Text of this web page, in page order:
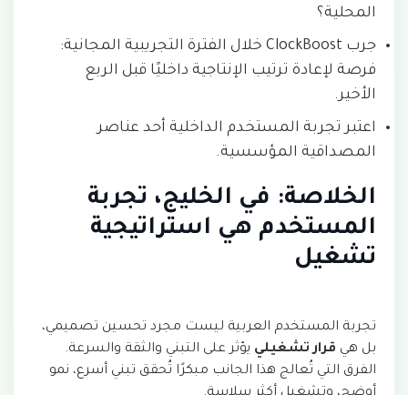
المحلية؟
جرب ClockBoost خلال الفترة التجريبية المجانية:
فرصة لإعادة ترتيب الإنتاجية داخليًا قبل الربع
الأخير.
اعتبر تجربة المستخدم الداخلية أحد عناصر
المصداقية المؤسسية.
الخلاصة: في الخليج، تجربة
المستخدم هي استراتيجية
تشغيل
تجربة المستخدم العربية ليست مجرد تحسين تصميمي،
بل هي قرار تشغيلي يؤثر على التبني والثقة والسرعة.
الفرق التي تُعالج هذا الجانب مبكرًا تُحقق تبني أسرع، نمو